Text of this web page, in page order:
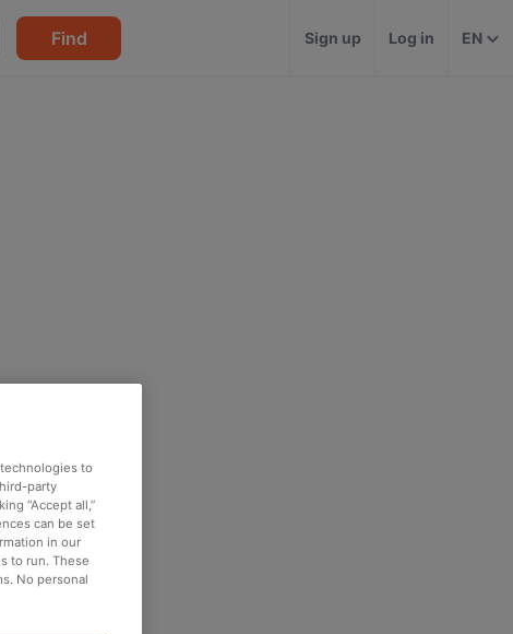
Find Sign up Log in EN
to
party
“Accept all,”
can be set
in our
to run. These
No personal